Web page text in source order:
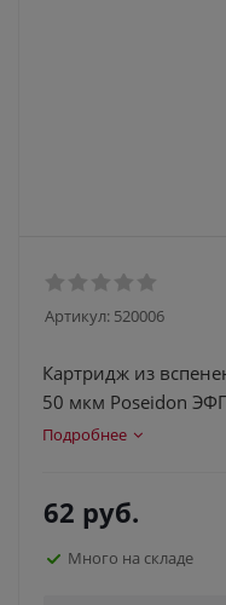
Артикул: 520006
Картридж из
50 мкм Poseidon
Подробнее
62 руб.
Много на складе